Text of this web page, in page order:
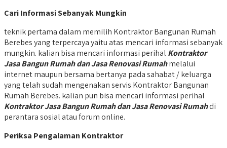
Cari Informasi Sebanyak Mungkin
teknik pertama dalam memilih Kontraktor Bangunan Rumah
Berebes yang terpercaya yaitu atas mencari informasi sebanyak
mungkin. kalian bisa mencari informasi perihal Kontraktor
Jasa Bangun Rumah dan Jasa Renovasi Rumahmelalui
internet maupun bersama bertanya pada sahabat / keluarga
yang telah sudah mengenakan servis Kontraktor Bangunan
Rumah Berebes. kalian pun bisa mencari informasi perihal
Kontraktor Jasa Bangun Rumah dan Jasa Renovasi Rumahdi
perantara sosial atau forum online.
Periksa Pengalaman Kontraktor